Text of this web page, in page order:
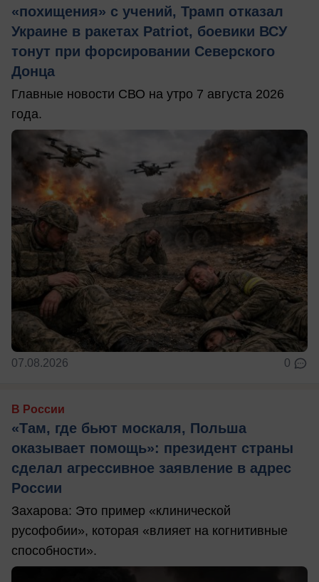
«похищения» с учений, Трамп отказал
Украине в ракетах Patriot, боевики ВСУ
тонут при форсировании Северского
Донца
Главные новости СВО на утро 7 августа 2026
года.
07.08.2026 0
В России
«Там, где бьют москаля, Польша
оказывает помощь»: президент страны
сделал агрессивное заявление в адрес
России
Захарова: Это пример «клинической
русофобии», которая «влияет на когнитивные
способности».